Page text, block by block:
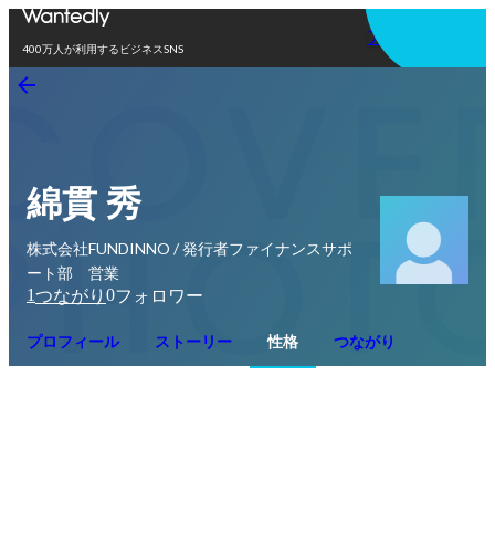
400万人が利用するビジネスSNS
アプリを使う
綿貫 秀
株式会社FUNDINNO / 発行者ファイナンスサポ
ート部 営業
1つながり 0フォロワー
プロフィール ストーリー 性格 つながり